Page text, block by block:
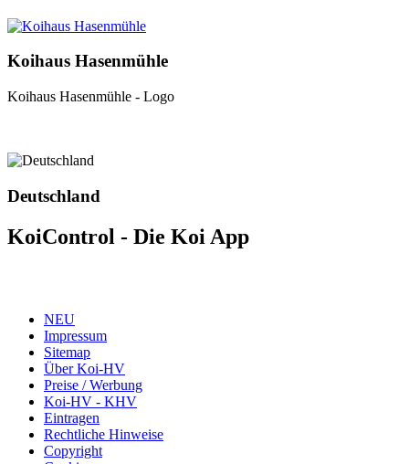
Koihaus Hasenmühle
Koihaus Hasenmühle - Logo
Deutschland
KoiControl - Die Koi App
NEU
Impressum
Sitemap
Über Koi-HV
Preise / Werbung
Koi-HV - KHV
Eintragen
Rechtliche Hinweise
Copyright